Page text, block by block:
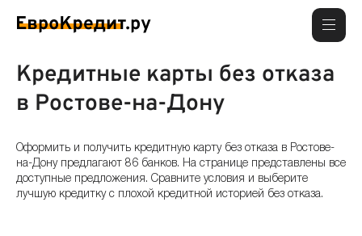
Кредитные карты без отказа
в Ростове-на-Дону
Оформить и получить кредитную карту без отказа в Ростове-
на-Дону предлагают 86 банков. На странице представлены все
доступные предложения. Сравните условия и выберите
лучшую кредитку с плохой кредитной историей без отказа.